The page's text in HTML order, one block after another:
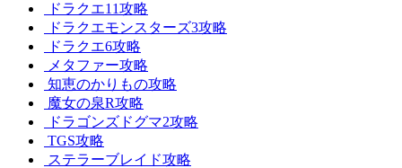
ドラクエ11攻略
ドラクエモンスターズ3攻略
ドラクエ6攻略
メタファー攻略
知恵のかりもの攻略
魔女の泉R攻略
ドラゴンズドグマ2攻略
TGS攻略
ステラーブレイド攻略